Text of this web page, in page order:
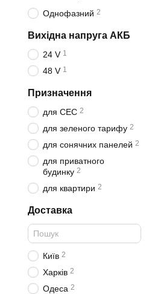
Однофазний 2
Вихідна напруга АКБ
24 V 1
48 V 1
Призначення
для СЕС 2
для зеленого тарифу 2
для сонячних панелей 2
для приватного
будинку 2
для квартири 2
Доставка
Київ 2
Харків 2
Одеса 2